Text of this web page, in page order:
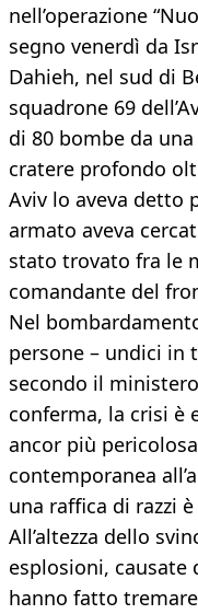
nell’operazione
segno venerdì da
Dahieh, nel sud di
squadrone 69
di 80 bombe da
cratere profondo
Aviv lo aveva detto
armato aveva
stato trovato fra le
comandante del
Nel
persone – undici in
secondo il
conferma, la crisi è
ancor più
contemporanea
una raffica di razzi
All’altezza dello
esplosioni, causate
hanno fatto